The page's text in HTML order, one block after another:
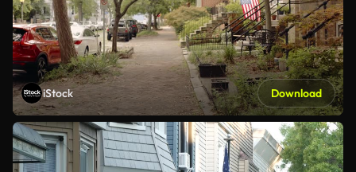
iStock Download